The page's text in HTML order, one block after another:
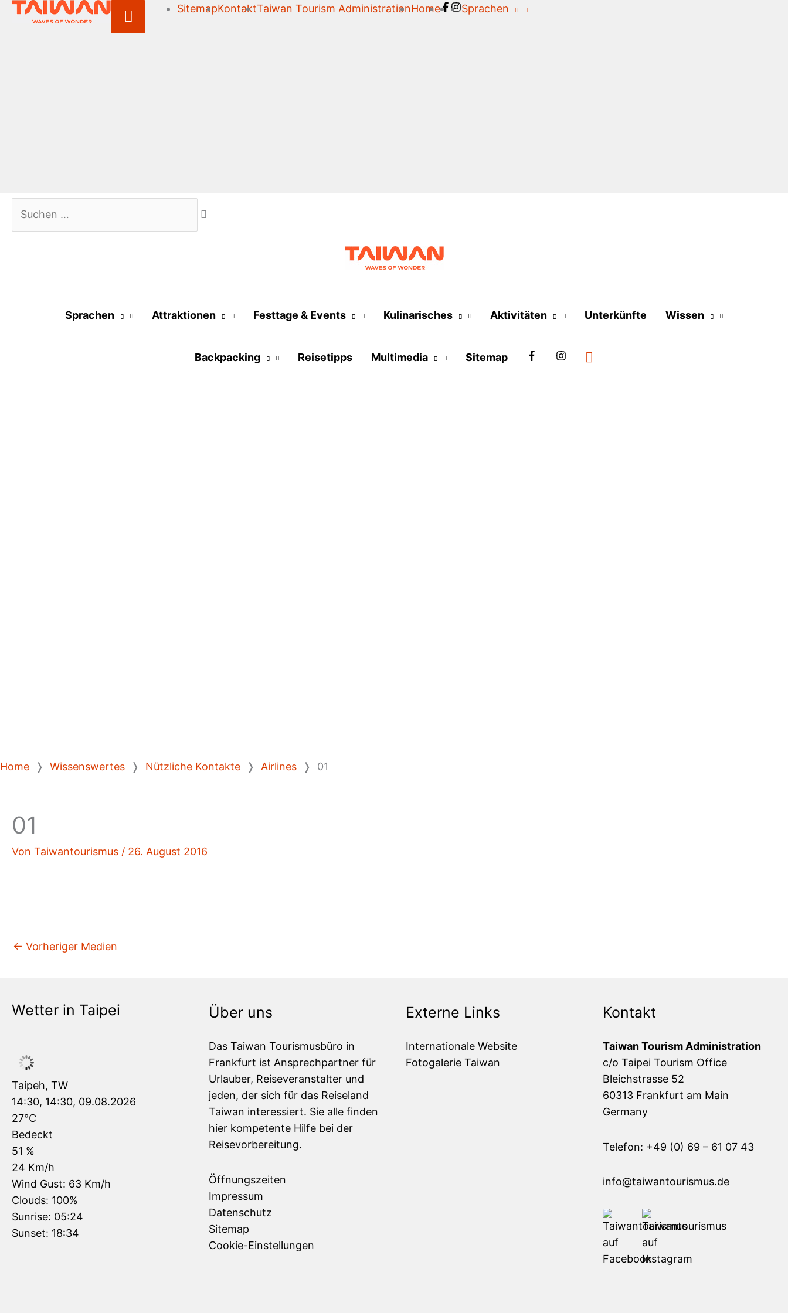
Above
SitemapKontaktTaiwan Tourism AdministrationHome Sprachen
Suchen …
Sprachen Attraktionen Festtage & Events Kulinarisches Aktivitäten Unterkünfte Wissen
Backpacking Reisetipps Multimedia Sitemap
Home ❭ Wissenswertes ❭ Nützliche Kontakte ❭ Airlines ❭ 01
01
Von Taiwantourismus / 26. August 2016
← Vorheriger Medien
Wetter in Taipei
Taipeh, TW
14:30, 14:30, 09.08.2026
27°C
Bedeckt
51 %
24 Km/h
Wind Gust: 63 Km/h
Clouds: 100%
Sunrise: 05:24
Sunset: 18:34
Über uns
Das Taiwan Tourismusbüro in
Frankfurt ist Ansprechpartner für
Urlauber, Reiseveranstalter und
jeden, der sich für das Reiseland
Taiwan interessiert. Sie alle finden
hier kompetente Hilfe bei der
Reisevorbereitung.
Öffnungszeiten
Impressum
Datenschutz
Sitemap
Cookie-Einstellungen
Externe Links
Internationale Website
Fotogalerie Taiwan
Kontakt
Taiwan Tourism Administration
c/o Taipei Tourism Office
Bleichstrasse 52
60313 Frankfurt am Main
Germany
Telefon: +49 (0) 69 – 61 07 43
info@taiwantourismus.de